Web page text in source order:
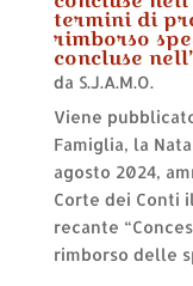
termini di
rimborso
concluse
da S.J.A.M.O.
Viene
Famiglia, la
agosto 2024,
Corte dei Conti
recante
rimborso delle